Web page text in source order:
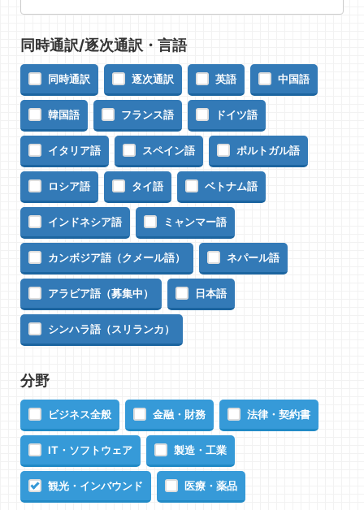
同時通訳/逐次通訳・言語
同時通訳 逐次通訳 英語 中国語
韓国語 フランス語 ドイツ語
イタリア語 スペイン語 ポルトガル語
ロシア語 タイ語 ベトナム語
インドネシア語 ミャンマー語
カンボジア語（クメール語） ネパール語
アラビア語（募集中） 日本語
シンハラ語（スリランカ）
分野
ビジネス全般 金融・財務 法律・契約書
IT・ソフトウェア 製造・工業
観光・インバウンド 医療・薬品